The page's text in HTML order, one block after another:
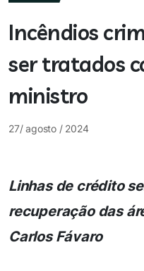
Incêndios
ser tratados
ministro
27/ agosto / 2024
Linhas de crédito
recuperação das
Carlos Fávaro